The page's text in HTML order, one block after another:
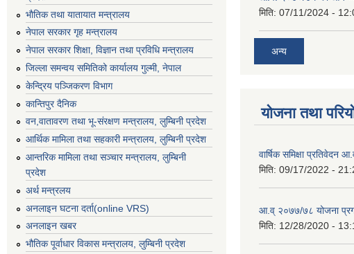
भाैतिक तथा यातायात मन्त्रालय
नेपाल सरकार गृह मन्त्रालय
नेपाल सरकार शिक्षा, विज्ञान तथा प्रविधि मन्त्रालय
जिल्ला समन्वय समितिको कार्यालय गुल्मी, नेपाल
केन्द्रिय पञ्जिकरण विभाग
कान्तिपुर दैनिक
वन,वातावरण तथा भू-संरक्षण मन्त्रालय, लुम्बिनी प्रदेश
आर्थिक मामिला तथा सहकारी मन्त्रालय, लुम्बिनी प्रदेश
आन्तरिक मामिला तथा सञ्चार मन्त्रालय, लुम्बिनी
प्रदेश
अर्थ मन्त्रलय
अनलाइन घटना दर्ता(online VRS)
अनलाइन खबर
भौतिक पूर्वाधार विकास मन्त्रालय, लुम्बिनी प्रदेश
मिति: 07/11/2024 -
अन्य
योजना तथा
वार्षिक समिक्षा प्रतिवेदन
मिति: 09/17/2022 -
आ.व् २०७७/७८ योजना
मिति: 12/28/2020 -